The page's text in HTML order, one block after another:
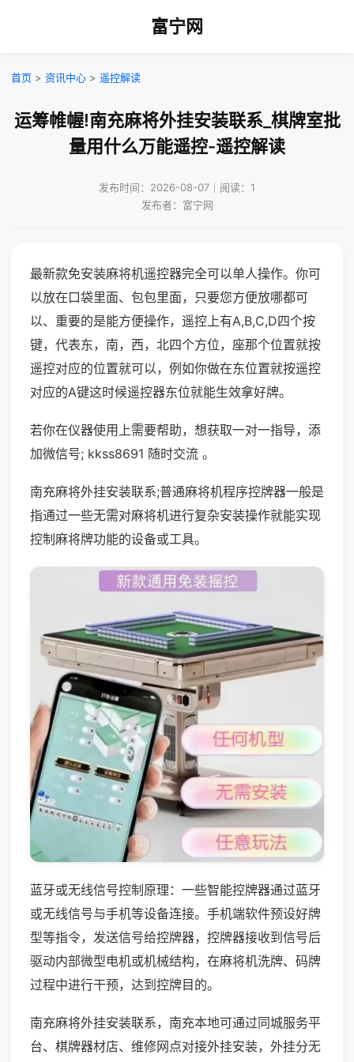
富宁网
首页 > 资讯中心 > 遥控解读
运筹帷幄!南充麻将外挂安装联系_棋牌室批
量用什么万能遥控-遥控解读
发布时间：2026-08-07｜阅读：1
发布者：富宁网
最新款免安装麻将机遥控器完全可以单人操作。你可
以放在口袋里面、包包里面，只要您方便放哪都可
以、重要的是能方便操作，遥控上有A,B,C,D四个按
键，代表东，南，西，北四个方位，座那个位置就按
遥控对应的位置就可以，例如你做在东位置就按遥控
对应的A键这时候遥控器东位就能生效拿好牌。
若你在仪器使用上需要帮助，想获取一对一指导，添
加微信号; kkss8691 随时交流 。
南充麻将外挂安装联系;普通麻将机程序控牌器一般是
指通过一些无需对麻将机进行复杂安装操作就能实现
控制麻将牌功能的设备或工具。
蓝牙或无线信号控制原理：一些智能控牌器通过蓝牙
或无线信号与手机等设备连接。手机端软件预设好牌
型等指令，发送信号给控牌器，控牌器接收到信号后
驱动内部微型电机或机械结构，在麻将机洗牌、码牌
过程中进行干预，达到控牌目的。
南充麻将外挂安装联系，南充本地可通过同城服务平
台、棋牌器材店、维修网点对接外挂安装，外挂分无